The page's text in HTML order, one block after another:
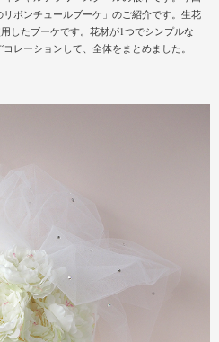
ボンチュールブーケ」のご紹介です。生花
したブーケです。花材が1つでシンプルな
レーションして、全体をまとめました。